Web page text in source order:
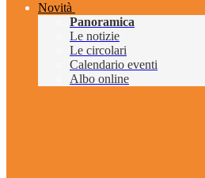
Novità
Panoramica
Le notizie
Le circolari
Calendario eventi
Albo online